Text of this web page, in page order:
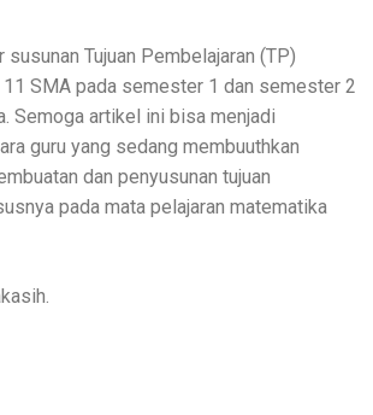
Tujuan Pembelajaran (TP)
SMA pada semester 1 dan semester 2
Semoga artikel ini bisa menjadi
guru yang sedang membuuthkan
dan penyusunan tujuan
pada mata pelajaran matematika